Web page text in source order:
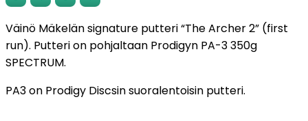
Väinö Mäkelän signature putteri “The Archer 2” (first
run). Putteri on pohjaltaan Prodigyn PA-3 350g
SPECTRUM.
PA3 on Prodigy Discsin suoralentoisin putteri.